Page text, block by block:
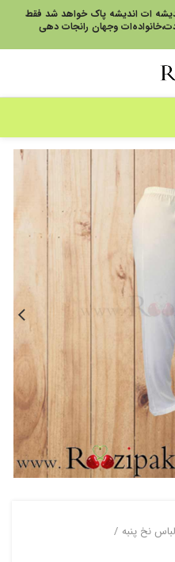
ات اندیشه پاک خواهد شد فقط
وجهان رانجات دهی
لباس نخ پنبه